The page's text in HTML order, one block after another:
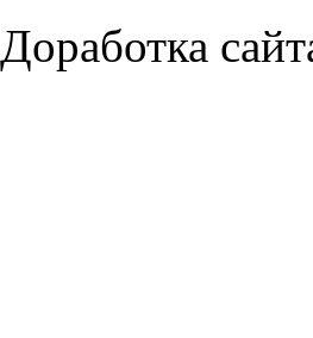
Доработка